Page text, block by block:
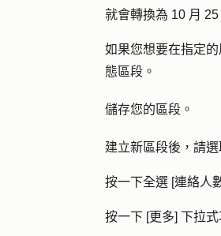
就會轉換為 10 月 25
如果您想要在指定
態區段。
儲存您的區段。
建立新區段後，請選
按一下全選 [連絡人
按一下 [更多] 下拉